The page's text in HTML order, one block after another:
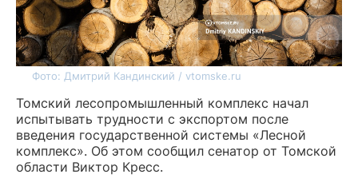
Фото: Дмитрий Кандинский / vtomske.ru
Томский лесопромышленный комплекс начал
испытывать трудности с экспортом после
введения государственной системы «Лесной
комплекс». Об этом сообщил сенатор от Томской
области Виктор Кресс.